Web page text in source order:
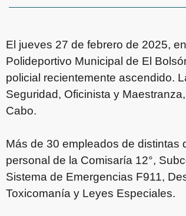
El jueves 27 de febrero de 2025,
Polideportivo Municipal de El
policial recientemente ascendido.
Seguridad, Oficinista y
Cabo.
Más de 30 empleados de distintas
personal de la Comisaría 12°,
Sistema de Emergencias F911,
Toxicomanía y Leyes Especiales.